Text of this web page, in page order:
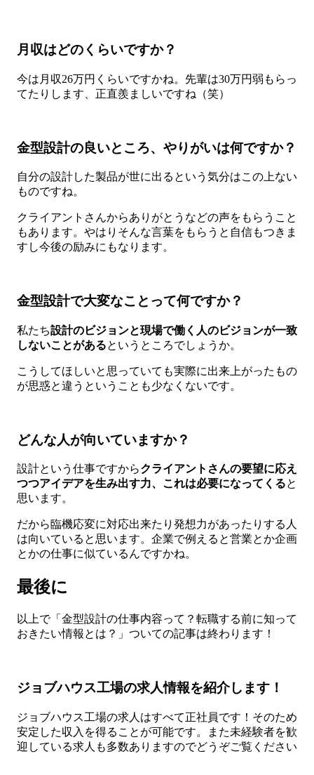
月収はどのくらいですか？
今は月収26万円くらいですかね。先輩は30万円弱もらっ
てたりします、正直羨ましいですね（笑）
金型設計の良いところ、やりがいは何ですか？
自分の設計した製品が世に出るという気分はこの上ない
ものですね。
クライアントさんからありがとうなどの声をもらうこと
もあります。やはりそんな言葉をもらうと自信もつきま
すし今後の励みにもなります。
金型設計で大変なことって何ですか？
私たち設計のビジョンと現場で働く人のビジョンが一致
しないことがあるというところでしょうか。
こうしてほしいと思っていても実際に出来上がったもの
が思惑と違うということも少なくないです。
どんな人が向いていますか？
設計という仕事ですからクライアントさんの要望に応え
つつアイデアを生み出す力、これは必要になってくると
思います。
だから臨機応変に対応出来たり発想力があったりする人
は向いていると思います。企業で例えると営業とか企画
とかの仕事に似ているんですかね。
最後に
以上で「金型設計の仕事内容って？転職する前に知って
おきたい情報とは？」ついての記事は終わります！
ジョブハウス工場の求人情報を紹介します！
ジョブハウス工場の求人はすべて正社員です！そのため
安定した収入を得ることが可能です。また未経験者を歓
迎している求人も多数ありますのでどうぞご覧ください